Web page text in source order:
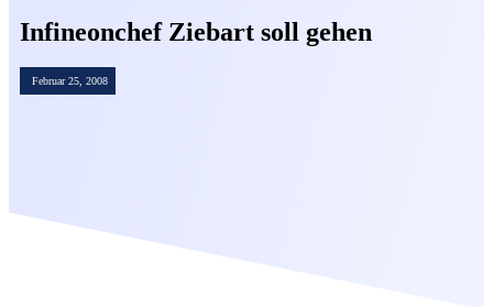
Infineonchef Ziebart soll gehen
Februar 25, 2008